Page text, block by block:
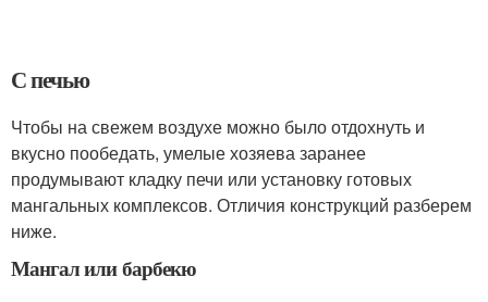
С печью
Чтобы на свежем воздухе можно было отдохнуть и
вкусно пообедать, умелые хозяева заранее
продумывают кладку печи или установку готовых
мангальных комплексов. Отличия конструкций разберем
ниже.
Мангал или барбекю